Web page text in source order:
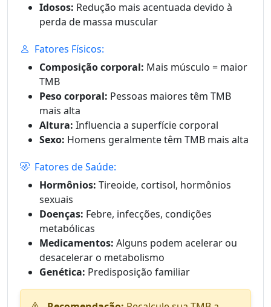
Idosos: Redução mais acentuada devido à
perda de massa muscular
Fatores Físicos:
Composição corporal: Mais músculo = maior
TMB
Peso corporal: Pessoas maiores têm TMB
mais alta
Altura: Influencia a superfície corporal
Sexo: Homens geralmente têm TMB mais alta
Fatores de Saúde:
Hormônios: Tireoide, cortisol, hormônios
sexuais
Doenças: Febre, infecções, condições
metabólicas
Medicamentos: Alguns podem acelerar ou
desacelerar o metabolismo
Genética: Predisposição familiar